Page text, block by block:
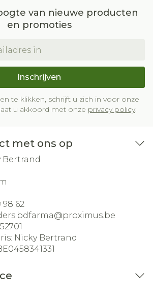
van nieuwe producten
en promoties
Inschrijven
te klikken, schrijft u zich in voor onze
u akkoord met onze privacy policy.
met ons op
Bertrand
98 62
proximus.be
Nicky Bertrand